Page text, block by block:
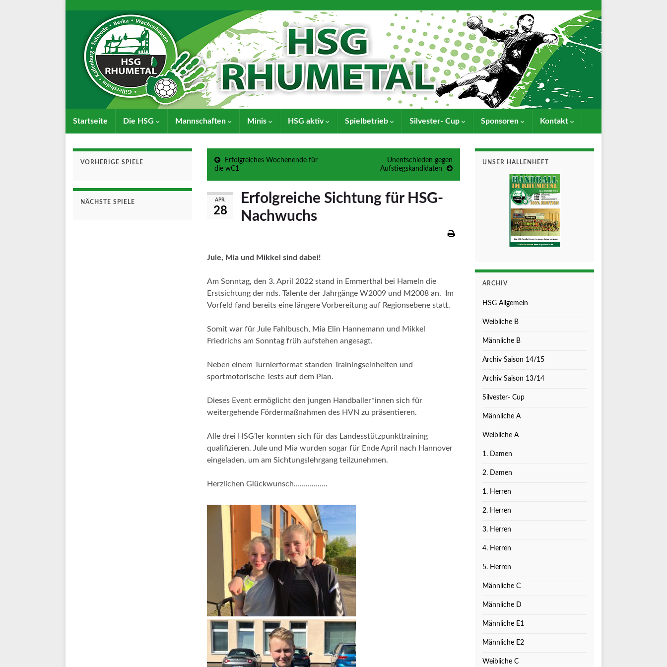
Startseite Die HSG Mannschaften Minis HSG aktiv Spielbetrieb Silvester- Cup Sponsoren Kontakt
Erfolgreiches Wochenende für
die wC1
Unentschieden gegen
Aufstiegskandidaten
APR.
28
Erfolgreiche Sichtung für HSG-
Nachwuchs
Jule, Mia und Mikkel sind dabei!
Am Sonntag, den 3. April 2022 stand in Emmerthal bei Hameln die
Erstsichtung der nds. Talente der Jahrgänge W2009 und M2008 an. Im
Vorfeld fand bereits eine längere Vorbereitung auf Regionsebene statt.
Somit war für Jule Fahlbusch, Mia Elin Hannemann und Mikkel
Friedrichs am Sonntag früh aufstehen angesagt.
Neben einem Turnierformat standen Trainingseinheiten und
sportmotorische Tests auf dem Plan.
Dieses Event ermöglicht den jungen Handballer*innen sich für
weitergehende Fördermaßnahmen des HVN zu präsentieren.
Alle drei HSG’ler konnten sich für das Landesstützpunkttraining
qualifizieren. Jule und Mia wurden sogar für Ende April nach Hannover
eingeladen, um am Sichtungslehrgang teilzunehmen.
Herzlichen Glückwunsch……………..
VORHERIGE SPIELE
NÄCHSTE SPIELE
UNSER HALLENHEFT
ARCHIV
HSG Allgemein
Weibliche B
Männliche B
Archiv Saison 14/15
Archiv Saison 13/14
Silvester- Cup
Männliche A
Weibliche A
1. Damen
2. Damen
1. Herren
2. Herren
3. Herren
4. Herren
5. Herren
Männliche C
Männliche D
Männliche E1
Männliche E2
Weibliche C